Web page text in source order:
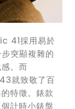
採用易於
突顯複雜的
。而
就致敬了百
特徵。錶款
計時小錶盤